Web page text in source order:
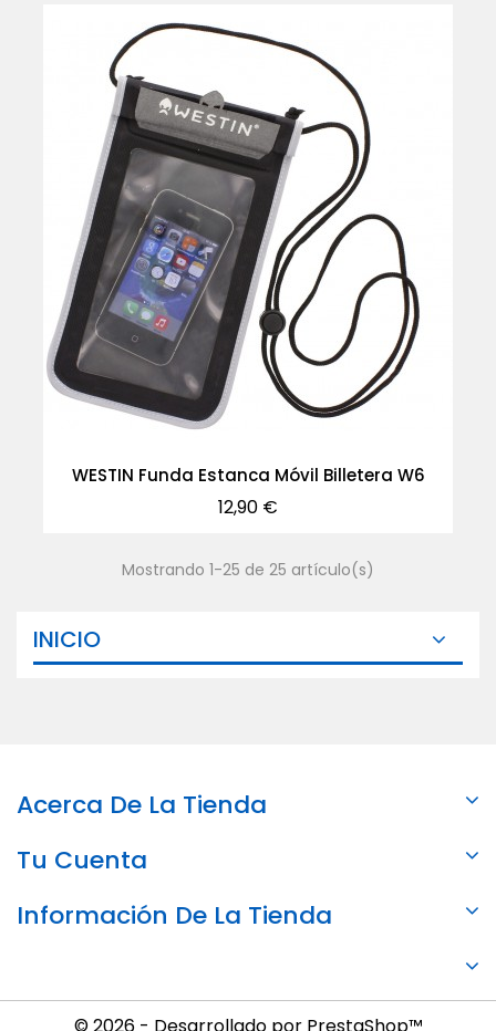
WESTIN Funda Estanca Móvil Billetera W6
Precio
12,90 €
Mostrando 1-25 de 25 artículo(s)
INICIO
Acerca De La Tienda
Tu Cuenta
Información De La Tienda
© 2026 - Desarrollado por PrestaShop™